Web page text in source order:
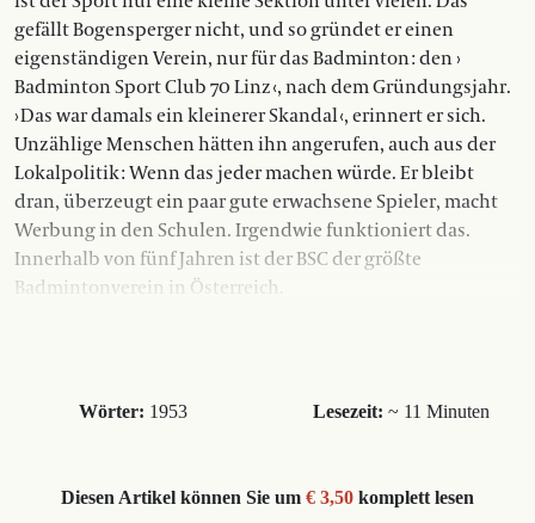
gefällt Bogensperger nicht, und so gründet er einen
eigenständigen Verein, nur für das Badminton : den ›
Badminton Sport Club 70 Linz ‹, nach dem Gründungsjahr.
› Das war damals ein kleinerer Skandal ‹, erinnert er sich.
Unzählige Menschen hätten ihn angerufen, auch aus der
Lokalpolitik : Wenn das jeder machen würde. Er bleibt
dran, überzeugt ein paar gute erwachsene Spieler, macht
Werbung in den Schulen. Irgendwie funktioniert das.
Innerhalb von fünf Jahren ist der BSC der größte
Badmintonverein in Österreich.
Wörter: 1953 Lesezeit: ~ 11 Minuten
Diesen Artikel können Sie um € 3,50komplett lesen